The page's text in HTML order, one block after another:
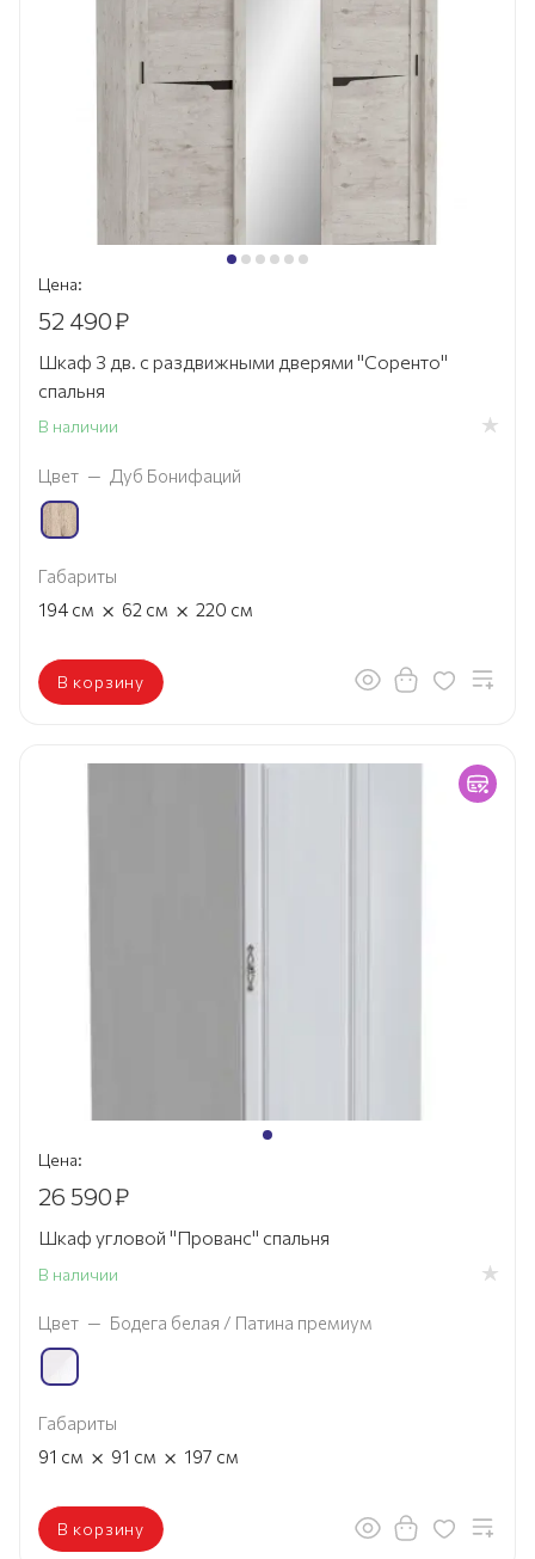
Цена:
52 490₽
Шкаф 3 дв. с раздвижными дверями "Соренто"
спальня
В наличии
Цвет — Дуб Бонифаций
Габариты
194 см × 62 см × 220 см
В корзину
Цена:
26 590₽
Шкаф угловой "Прованс" спальня
В наличии
Цвет — Бодега белая / Патина премиум
Габариты
91 см × 91 см × 197 см
В корзину